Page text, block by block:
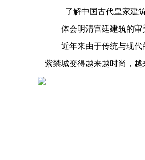
了解中国古代皇家建
体会明清宫廷建筑的审
近年来由于传统与现代
紫禁城变得越来越时尚，越